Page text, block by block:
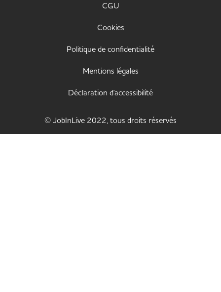
CGU
Cookies
Politique de confidentialité
Mentions légales
Déclaration d'accessibilité
© JobInLive 2022, tous droits réservés